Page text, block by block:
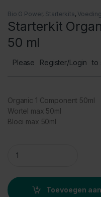
Bio G Power, Starterkits, Voeding
Starterkit
50 ml
Please Register/Login to
Organic 1 Component 50ml
Wortel max 50ml
Bloei max 50ml
Toevoegen